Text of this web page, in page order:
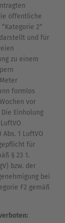
öffentliche
2“
und für
zu einem
formlos
vor
Einholung
1 LuftVO
für
§ 23 1.
bzw. der
bei
F2 gemäß